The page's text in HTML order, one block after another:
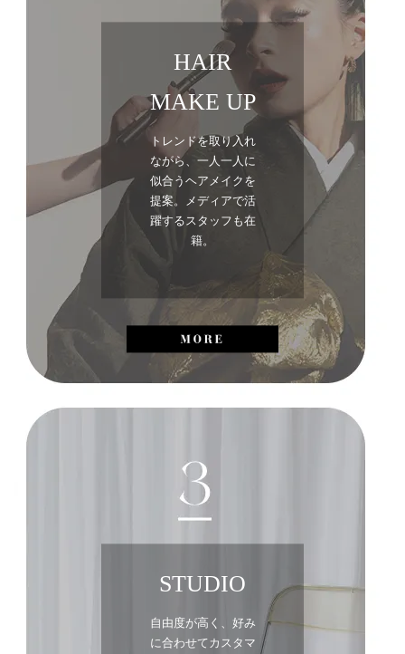
HAIR
MAKE UP
トレンドを取り入れ
ながら、一人一人に
似合うヘアメイクを
提案。メディアで活
躍するスタッフも在
籍。
STUDIO
自由度が高く、好み
に合わせてカスタマ